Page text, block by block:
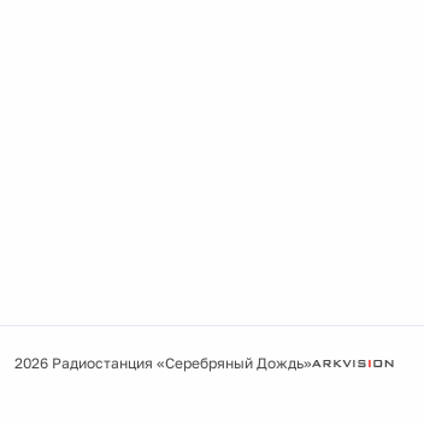
2026 Радиостанция «Серебряный Дождь»